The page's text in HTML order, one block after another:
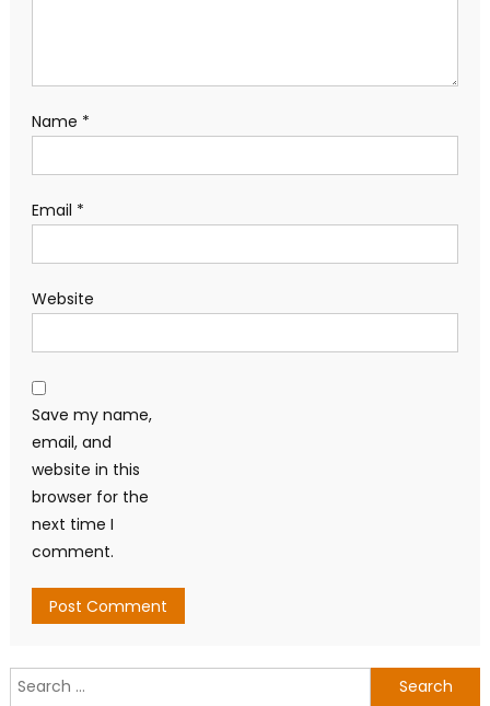
Name *
Email *
Website
Save my name,
email, and
website in this
browser for the
next time I
comment.
Search